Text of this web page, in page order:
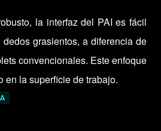
la interfaz del PAI es fácil
grasientos, a diferencia de
convencionales. Este enfoque
en la superficie de trabajo.